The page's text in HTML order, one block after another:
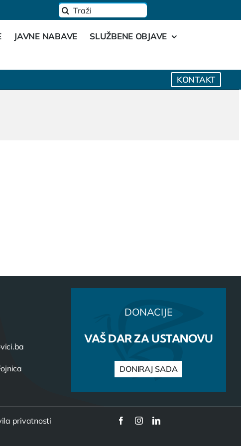
Traži...
JAVNE NABAVE
SLUŽBENE OBJAVE
KONTAKT
DONACIJE
VAŠ DAR ZA USTANOVU
DONIRAJ SADA
privatnosti